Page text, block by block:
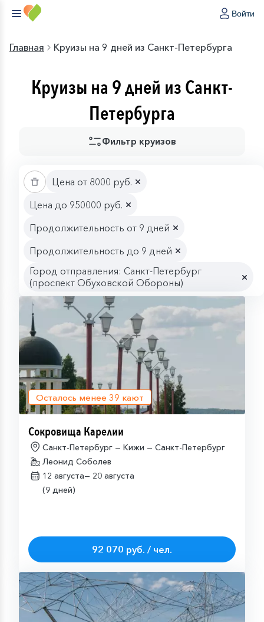
Войти
Главная Круизы на 9 дней из Санкт-Петербурга
Круизы на 9 дней из Санкт-
Петербурга
Фильтр круизов
Цена от 8000 руб.
Цена до 950000 руб.
Продолжительность от 9 дней
Продолжительность до 9 дней
Город отправления: Санкт-Петербург
(проспект Обуховской Обороны)
Осталось менее 39 кают
Сокровища Карелии
Санкт-Петербург — Кижи — Санкт-Петербург
Леонид Соболев
12 августа— 20 августа
(9 дней)
92 070 руб. / чел.